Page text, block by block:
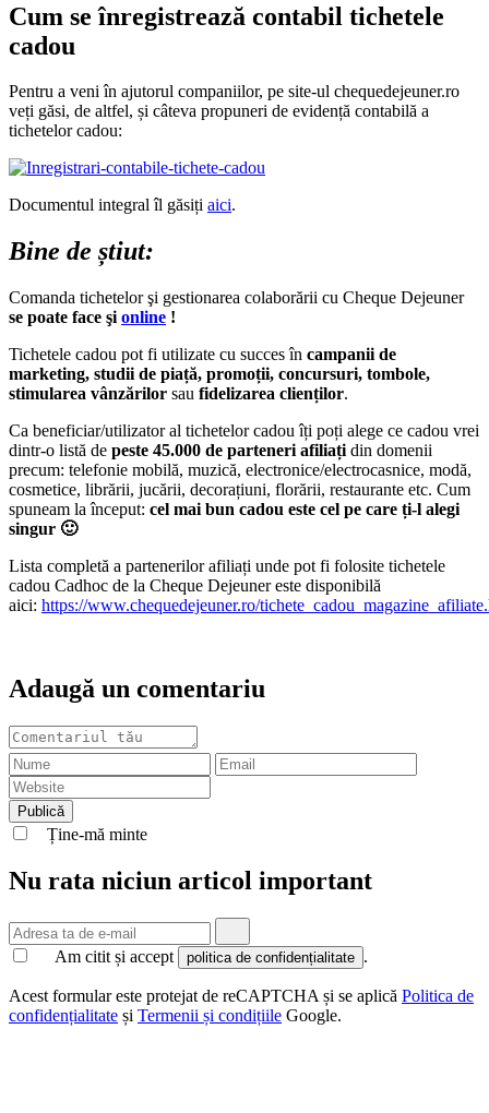
Cum se înregistrează contabil tichetele
cadou
Pentru a veni în ajutorul companiilor, pe site-ul chequedejeuner.ro
veți găsi, de altfel, și câteva propuneri de evidență contabilă a
tichetelor cadou:
Documentul integral îl găsiți aici.
Bine de știut:
Comanda tichetelor şi gestionarea colaborării cu Cheque Dejeuner
se poate face şi online !
Tichetele cadou pot fi utilizate cu succes în campanii de
marketing, studii de piață, promoții, concursuri, tombole,
stimularea vânzărilor sau fidelizarea clienților.
Ca beneficiar/utilizator al tichetelor cadou îți poți alege ce cadou vrei
dintr-o listă de peste 45.000 de parteneri afiliați din domenii
precum: telefonie mobilă, muzică, electronice/electrocasnice, modă,
cosmetice, librării, jucării, decorațiuni, florării, restaurante etc. Cum
spuneam la început: cel mai bun cadou este cel pe care ți-l alegi
singur 🙂
Lista completă a partenerilor afiliați unde pot fi folosite tichetele
cadou Cadhoc de la Cheque Dejeuner este disponibilă
aici: https://www.chequedejeuner.ro/
Adaugă un comentariu
Ține-mă minte
Nu rata niciun articol important
Am citit și accept politica de confidențialitate .
Acest formular este protejat de reCAPTCHA și se aplică Politica de
confidențialitate și Termenii și condițiile Google.